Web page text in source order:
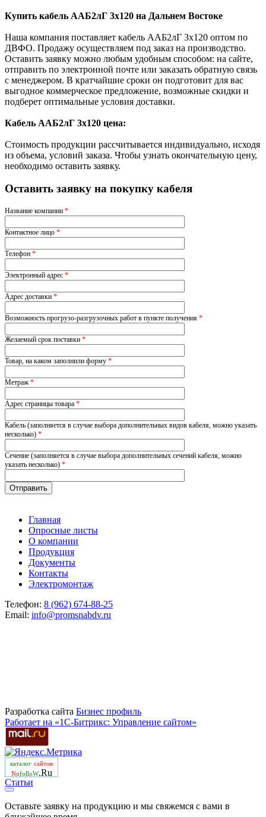
Купить кабель ААБ2лГ 3х120 на Дальнем Востоке
Наша компания поставляет кабель ААБ2лГ 3х120 оптом по
ДВФО. Продажу осуществляем под заказ на производство.
Оставить заявку можно любым удобным способом: на сайте,
отправить по электронной почте или заказать обратную связь
с менеджером. В кратчайшие сроки он подготовит для вас
выгодное коммерческое предложение, возможные скидки и
подберет оптимальные условия доставки.
Кабель ААБ2лГ 3х120 цена:
Стоимость продукции рассчитывается индивидуально, исходя
из объема, условий заказа. Чтобы узнать окончательную цену,
необходимо оставить заявку.
Оставить заявку на покупку кабеля
Название компании *
Контактное лицо *
Телефон *
Электронный адрес *
Адрес доставки *
Возможность прогрузо-разгрузочных работ в пункте получения *
Желаемый срок поставки *
Товар, на каком заполнили форму *
Метраж*
Адрес страницы товара *
Кабель (заполняется в случае выбора дополнительных видов кабеля, можно указать
несколько) *
Сечение (заполняется в случае выбора дополнительных сечений кабеля, можно
указать несколько) *
Главная
Опросные листы
О компании
Продукция
Документы
Контакты
Электромонтаж
Телефон: 8 (962) 674-88-25
Email: info@promsnabdv.ru
Разработка сайта Бизнеc профиль
Работает на «1С-Битрикс: Управление сайтом»
каталог сайтов
NofolloW.Ru
Статьи
Оставьте заявку на продукцию и мы свяжемся с вами в